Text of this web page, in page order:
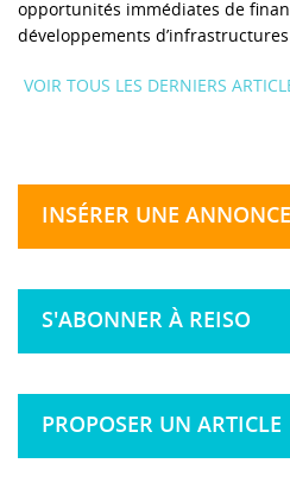
opportunités immédiates de
développements
VOIR TOUS LES DERNIERS
INSÉRER UNE ANNONCE
S'ABONNER À REISO
PROPOSER UN ARTICLE